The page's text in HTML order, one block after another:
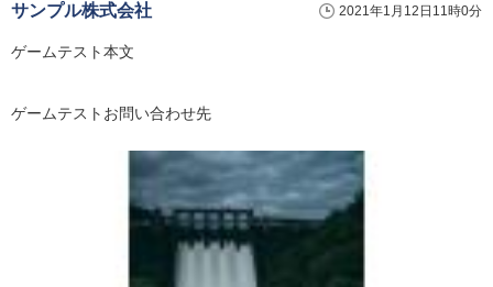
サンプル株式会社 2021年1月12日11時0分
ゲームテスト本文
ゲームテストお問い合わせ先